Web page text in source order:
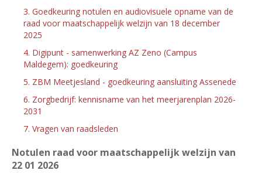
3. Goedkeuring notulen en audiovisuele opname van de
raad voor maatschappelijk welzijn van 18 december
2025
4. Digipunt - samenwerking AZ Zeno (Campus
Maldegem): goedkeuring
5. ZBM Meetjesland - goedkeuring aansluiting Assenede
6. Zorgbedrijf: kennisname van het meerjarenplan 2026-
2031
7. Vragen van raadsleden
Notulen raad voor maatschappelijk welzijn van
22 01 2026